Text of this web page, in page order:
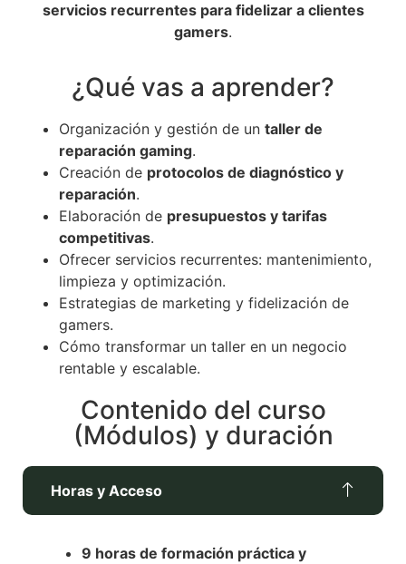
servicios recurrentes para fidelizar a clientes
gamers.
¿Qué vas a aprender?
Organización y gestión de un taller de
reparación gaming.
Creación de protocolos de diagnóstico y
reparación.
Elaboración de presupuestos y tarifas
competitivas.
Ofrecer servicios recurrentes: mantenimiento,
limpieza y optimización.
Estrategias de marketing y fidelización de
gamers.
Cómo transformar un taller en un negocio
rentable y escalable.
Contenido del curso
(Módulos) y duración
Horas y Acceso
9 horas de formación práctica y